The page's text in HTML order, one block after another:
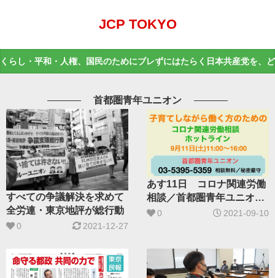
JCP TOKYO
くらし・平和・人権、国民のためにブレずにはたらく日本共産党を、
首都圏青年ユニオン
すべての争議解決を求めて
全労連・東京地評が総行動
0 2021-12-27
あす11日 コロナ関連労働
相談／首都圏青年ユニオン
が実施
0 2021-09-10